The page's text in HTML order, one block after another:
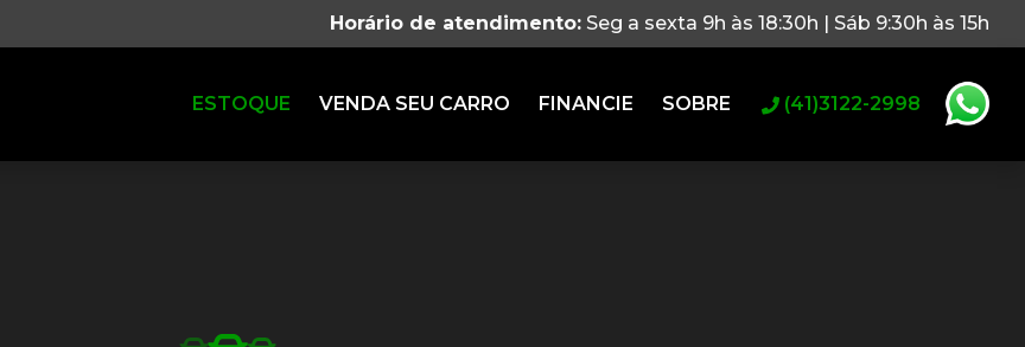
Horário de atendimento: Seg a sexta 9h às 18:30h | Sáb 9:30h às 15h
ESTOQUE VENDA SEU CARRO FINANCIE SOBRE (41)3122-2998